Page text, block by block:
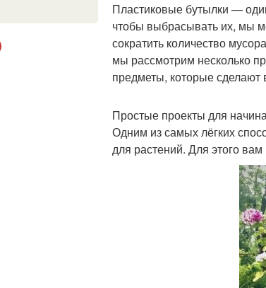
Пластиковые бутылки —
чтобы выбрасывать их, мы
сократить количество
мы рассмотрим несколько
предметы, которые сделают
Простые проекты для
Одним из самых лёгких
для растений. Для этого